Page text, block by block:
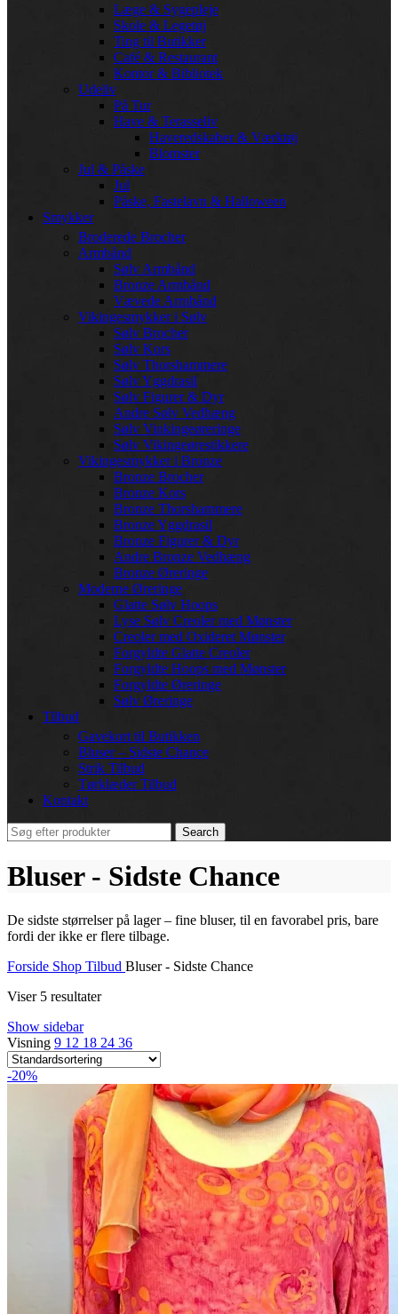
Læge & Sygepleje
Skole & Legetøj
Ting til Butikker
Café & Restaurant
Kontor & Bibliotek
Udeliv
På Tur
Have & Terasseliv
Haveredskaber & Værktøj
Blomster
Jul & Påske
Jul
Påske, Fastelavn & Halloween
Smykker
Broderede Brocher
Armbånd
Sølv Armbånd
Bronze Armbånd
Vævede Armbånd
Vikingesmykker i Sølv
Sølv Brocher
Sølv Kors
Sølv Thorshammere
Sølv Yggdrasil
Sølv Figurer & Dyr
Andre Sølv Vedhæng
Sølv Vinkingeøreringe
Sølv Vikingeørestikkere
Vikingesmykker i Bronze
Bronze Brocher
Bronze Kors
Bronze Thorshammere
Bronze Yggdrasil
Bronze Figurer & Dyr
Andre Bronze Vedhæng
Bronze Øreringe
Moderne Øreringe
Glatte Sølv Hoops
Lyse Sølv Creoler med Mønster
Creoler med Oxideret Mønster
Forgyldte Glatte Creoler
Forgyldte Hoops med Mønster
Forgyldte Øreringe
Sølv Øreringe
Tilbud
Gavekort til Butikken
Bluser – Sidste Chance
Strik Tilbud
Tørklæder Tilbud
Kontakt
Search
Bluser - Sidste Chance
De sidste størrelser på lager – fine bluser, til en favorabel pris, bare
fordi der ikke er flere tilbage.
Forside Shop Tilbud Bluser - Sidste Chance
Viser 5 resultater
Show sidebar
Visning 9 12 18 24 36
-20%